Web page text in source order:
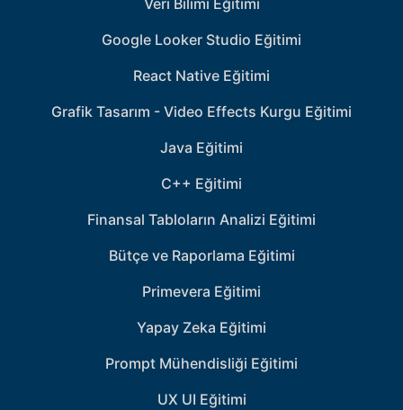
Veri Bilimi Eğitimi
Google Looker Studio Eğitimi
React Native Eğitimi
Grafik Tasarım - Video Effects Kurgu Eğitimi
Java Eğitimi
C++ Eğitimi
Finansal Tabloların Analizi Eğitimi
Bütçe ve Raporlama Eğitimi
Primevera Eğitimi
Yapay Zeka Eğitimi
Prompt Mühendisliği Eğitimi
UX UI Eğitimi